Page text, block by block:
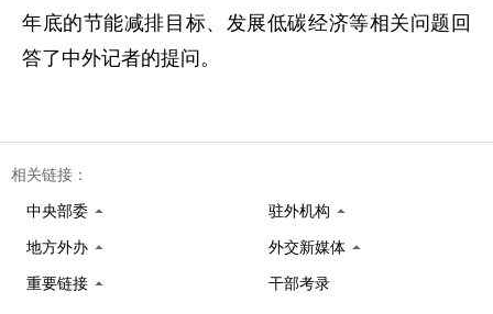
年底的节能减排目标、发展低碳经济等相关问题回
答了中外记者的提问。
相关链接：
中央部委 驻外机构
地方外办 外交新媒体
重要链接 干部考录